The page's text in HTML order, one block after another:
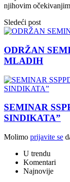
njihovim
Sledeći post
ODRŽAN
MLADIH
SEMINAR
SINDIKATA”
Molimo prijavite se
U trendu
Komentari
Najnovije